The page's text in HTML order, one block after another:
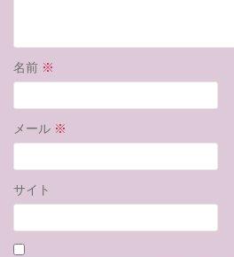
名前 ※
メール ※
サイト